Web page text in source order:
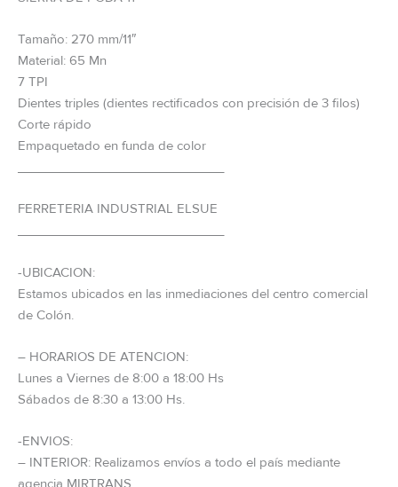
Tamaño: 270 mm/11″
Material: 65 Mn
7 TPI
Dientes triples (dientes rectificados con precisión de 3 filos)
Corte rápido
Empaquetado en funda de color
FERRETERIA INDUSTRIAL ELSUE
-UBICACION:
Estamos ubicados en las inmediaciones del centro comercial
de Colón.
– HORARIOS DE ATENCION:
Lunes a Viernes de 8:00 a 18:00 Hs
Sábados de 8:30 a 13:00 Hs.
-ENVIOS:
– INTERIOR: Realizamos envíos a todo el país mediante